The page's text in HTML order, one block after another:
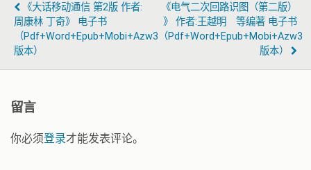
《大话移动通信 第2版 作者:
周康林 丁奇》 电子书
（pdf+word+epub+mobi+azw3
版本）
《电气二次回路识图（第二版）
》 作者:王越明 等编著 电子书
（pdf+word+epub+mobi+azw3
版本）
留言
你必须登录才能发表评论。